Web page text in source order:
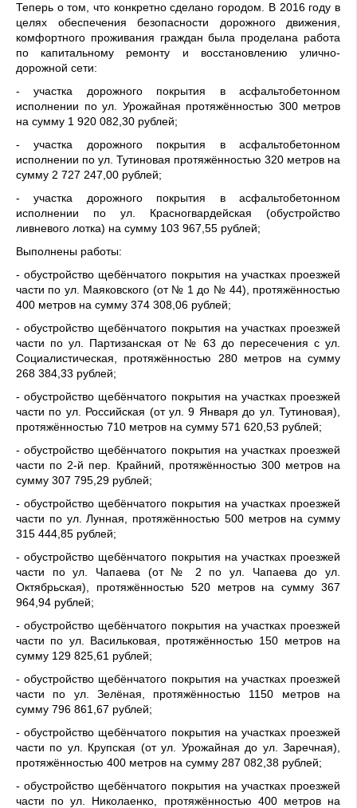
Теперь о том, что конкретно сделано городом. В 2016 году в
целях обеспечения безопасности дорожного движения,
комфортного проживания граждан была проделана работа
по капитальному ремонту и восстановлению улично-
дорожной сети:
- участка дорожного покрытия в асфальтобетонном
исполнении по ул. Урожайная протяжённостью 300 метров
на сумму 1 920 082,30 рублей;
- участка дорожного покрытия в асфальтобетонном
исполнении по ул. Тутиновая протяжённостью 320 метров на
сумму 2 727 247,00 рублей;
- участка дорожного покрытия в асфальтобетонном
исполнении по ул. Красногвардейская (обустройство
ливневого лотка) на сумму 103 967,55 рублей;
Выполнены работы:
- обустройство щебёнчатого покрытия на участках проезжей
части по ул. Маяковского (от № 1 до № 44), протяжённостью
400 метров на сумму 374 308,06 рублей;
- обустройство щебёнчатого покрытия на участках проезжей
части по ул. Партизанская от № 63 до пересечения с ул.
Социалистическая, протяжённостью 280 метров на сумму
268 384,33 рублей;
- обустройство щебёнчатого покрытия на участках проезжей
части по ул. Российская (от ул. 9 Января до ул. Тутиновая),
протяжённостью 710 метров на сумму 571 620,53 рублей;
- обустройство щебёнчатого покрытия на участках проезжей
части по 2-й пер. Крайний, протяжённостью 300 метров на
сумму 307 795,29 рублей;
- обустройство щебёнчатого покрытия на участках проезжей
части по ул. Лунная, протяжённостью 500 метров на сумму
315 444,85 рублей;
- обустройство щебёнчатого покрытия на участках проезжей
части по ул. Чапаева (от № 2 по ул. Чапаева до ул.
Октябрьская), протяжённостью 520 метров на сумму 367
964,94 рублей;
- обустройство щебёнчатого покрытия на участках проезжей
части по ул. Васильковая, протяжённостью 150 метров на
сумму 129 825,61 рублей;
- обустройство щебёнчатого покрытия на участках проезжей
части по ул. Зелёная, протяжённостью 1150 метров на
сумму 796 861,67 рублей;
- обустройство щебёнчатого покрытия на участках проезжей
части по ул. Крупская (от ул. Урожайная до ул. Заречная),
протяжённостью 400 метров на сумму 287 082,38 рублей;
- обустройство щебёнчатого покрытия на участках проезжей
части по ул. Николаенко, протяжённостью 400 метров на